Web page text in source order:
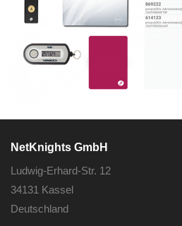
NetKnights GmbH
Ludwig-Erhard-Str. 12
34131 Kassel
Deutschland